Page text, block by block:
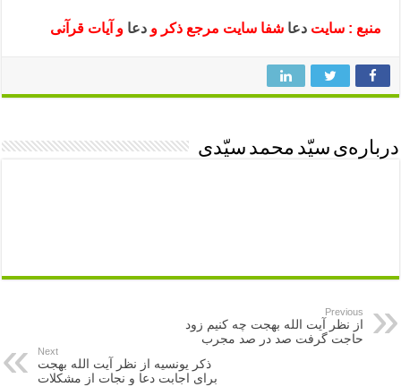
منبع : سایتدعا شفا سایت مرجع ذکر ودعا و آیات قرآنی
درباره‌ی سیّد محمد سیّدی
Previous
از نظر آیت الله بهجت چه کنیم زود
حاجت گرفت صد در صد مجرب
Next
ذکر یونسیه از نظر آیت الله بهجت
برای اجابت دعا و نجات از مشکلات